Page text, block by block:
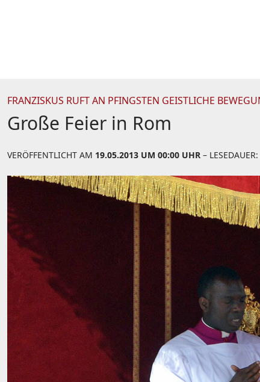
FRANZISKUS RUFT AN PFINGSTEN GEISTLICHE
Große Feier in Rom
VERÖFFENTLICHT AM 19.05.2013 UM 00:00 UHR – LESEDAUER: